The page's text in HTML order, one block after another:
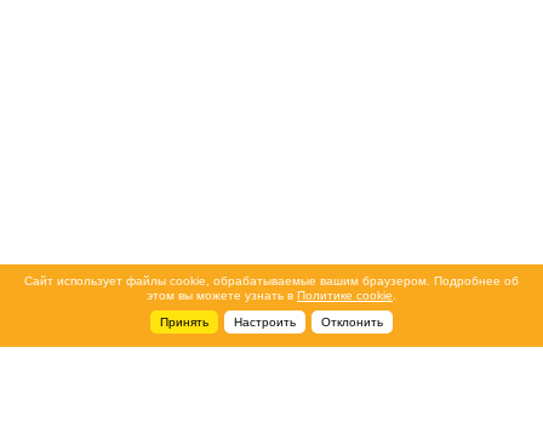
Сайт использует файлы cookie, обрабатываемые вашим браузером. Подробнее об
этом вы можете узнать в Политике cookie
Принять
Настроить Отклонить